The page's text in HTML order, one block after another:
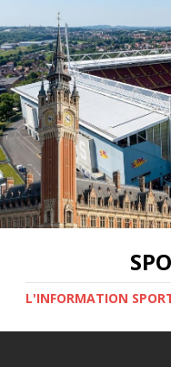
L'INFORMATION